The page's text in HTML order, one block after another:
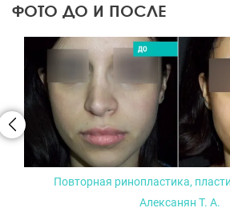
ФОТО ДО И ПОСЛЕ
Повторная ринопластика,
Алексанян Т. А.